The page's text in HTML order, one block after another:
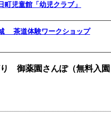
の参加者を募集します」 受付期
際先生の料理教室～
」 受付期間
ント「おんぷーる de 健康づくり
町児童館「幼児クラブ」
茶道体験ワークショップ
御薬園さんぽ（無料入園